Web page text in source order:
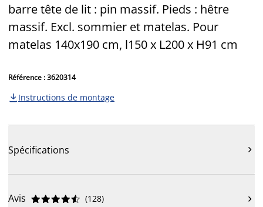
barre tête de lit : pin massif. Pieds : hêtre
massif. Excl. sommier et matelas. Pour
matelas 140x190 cm, l150 x L200 x H91 cm
Référence : 3620314
 Instructions de montage
Spécifications 
Avis 




 (128) 